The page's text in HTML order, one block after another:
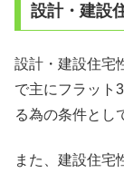
設計・建設
設計・建設住宅
で主にフラット
る為の条件とし
また、建設住宅